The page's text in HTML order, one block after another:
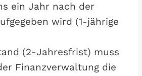
ein Jahr nach der
wird (1-jährige
(2-Jahresfrist) muss
Finanzverwaltung die